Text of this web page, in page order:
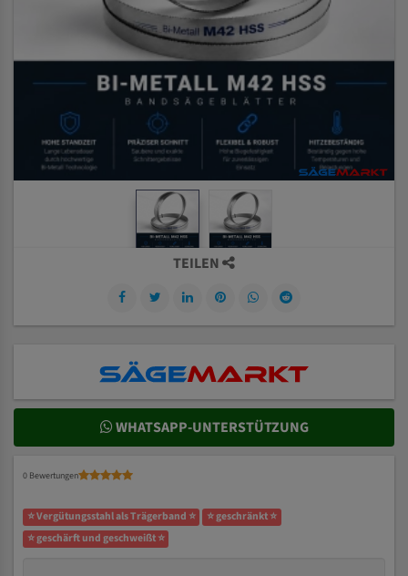
TEILEN
WHATSAPP-UNTERSTÜTZUNG
0 Bewertungen
⭐ Vergütungsstahl als Trägerband ⭐
⭐ geschränkt ⭐
⭐ geschärft und geschweißt ⭐